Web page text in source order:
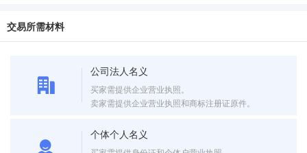
交易所需材料
公司法人名义
买家需提供企业营业执照。
卖家需提供企业营业执照和商标注册证原件。
个体个人名义